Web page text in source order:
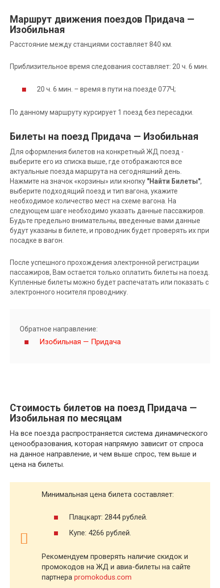
Маршрут движения поездов Придача —
Изобильная
Расстояние между станциями составляет 840 км.
Приблизительное время следования составляет: 20 ч. 6 мин.
20 ч. 6 мин. – время в пути на поезде 077Ч;
По данному маршруту курсирует 1 поезд без пересадки.
Билеты на поезд Придача — Изобильная
Для оформления билетов на конкретный ЖД поезд -
выберите его из списка выше, где отображаются все
актуальные поезда маршрута на сегодняшний день.
Нажмите на значок «корзины» или кнопку "Найти Билеты",
выберите подходящий поезд и тип вагона, укажите
необходимое количество мест на схеме вагона. На
следующем шаге необходимо указать данные пассажиров.
Будьте предельно внимательны, введенные вами данные
будут указаны в билете, и проводник будет проверять их при
посадке в вагон.
После успешного прохождения электронной регистрации
пассажиров, Вам остается только оплатить билеты на поезд.
Купленные билеты можно будет распечатать или показать с
электронного носителя проводнику.
Обратное направление:
Изобильная — Придача
Стоимость билетов на поезд Придача —
Изобильная по месяцам
На все поезда распространяется система динамического
ценообразования, которая напрямую зависит от спроса
на данное направление, и чем выше спрос, тем выше и
цена на билеты.
Минимальная цена билета составляет:
Плацкарт: 2844 рублей.
Купе: 4266 рублей.
Рекомендуем проверять наличие скидок и
промокодов на ЖД и авиа-билеты на сайте
партнера promokodus.com